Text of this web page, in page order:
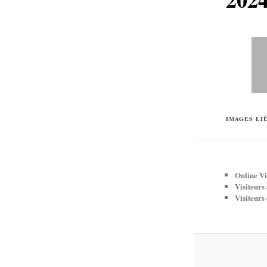
IMAGES
Online